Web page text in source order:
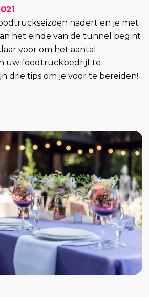
nadert en je met
het einde van de tunnel begint
voor om het aantal
uw foodtruckbedrijf te
drie tips om je voor te bereiden!